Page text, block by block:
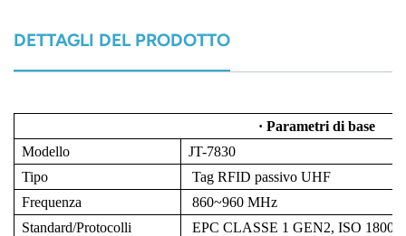
DETTAGLI DEL PRODOTTO
· Parametri di base
Modello
JT-7830
Tipo
Tag RFID passivo UHF
Frequenza
860~960 MHz
Standard/Protocolli
EPC CLASSE 1 GEN2, ISO